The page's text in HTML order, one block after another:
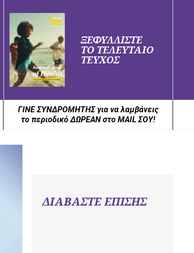
ΞΕΦΥΛΛΙΣΤΕ
ΤΟ ΤΕΛΕΥΤΑΙΟ
ΤΕΥΧΟΣ
ΓΙΝΕ ΣΥΝΔΡΟΜΗΤΗΣ για να λαμβάνεις
το περιοδικό ΔΩΡΕΑΝ στο MAIL ΣΟΥ!
ΔΙΑΒΑΣΤΕ ΕΠΙΣΗΣ